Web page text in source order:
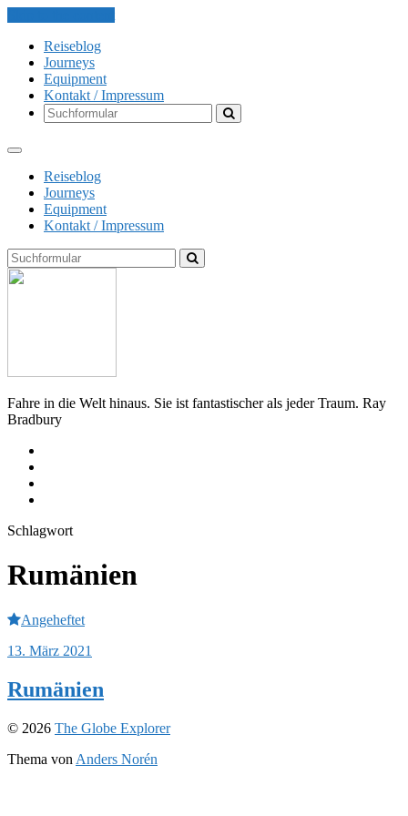
Reiseblog
Journeys
Equipment
Kontakt / Impressum
Search
Reiseblog
Journeys
Equipment
Kontakt / Impressum
Search
Fahre in die Welt hinaus. Sie ist fantastischer als jeder Traum. Ray
Bradbury
Schlagwort
Rumänien
Angeheftet
13. März 2021
Rumänien
© 2026 The Globe Explorer
Thema von Anders Norén